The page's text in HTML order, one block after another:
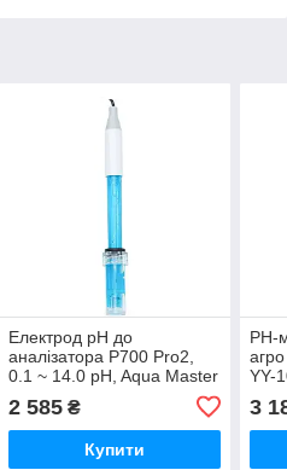
Електрод рН до
аналізатора P700 Pro2,
0.1 ~ 14.0 pH, Aqua Master
Tools, Нідерланди 1021.2
2 585₴
Купити
PH-
YY-
3